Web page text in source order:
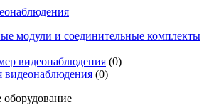
модули и соединительные комплекты
видеонаблюдения (0)
видеонаблюдения (0)
оборудование